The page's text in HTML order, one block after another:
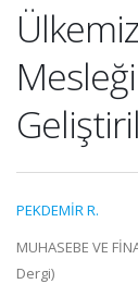
PEKDEMİR R.
MUHASEBE VE
Dergi)